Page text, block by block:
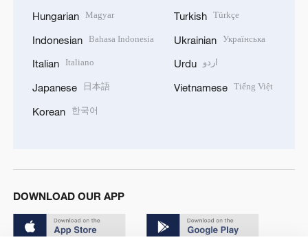
Hungarian Magyar
Indonesian Bahasa Indonesia
Italian Italiano
Japanese 日本語
Korean 한국어
Turkish Türkçe
Ukrainian Українська
Urdu اردو
Vietnamese Tiếng Việt
DOWNLOAD OUR APP